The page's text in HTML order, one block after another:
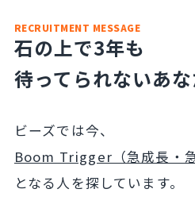
石の上で3年も
待ってられないあ
RECRUITMENT MESSAGE
ビーズでは今、
Boom Trigger（急成長・
となる人を探しています。